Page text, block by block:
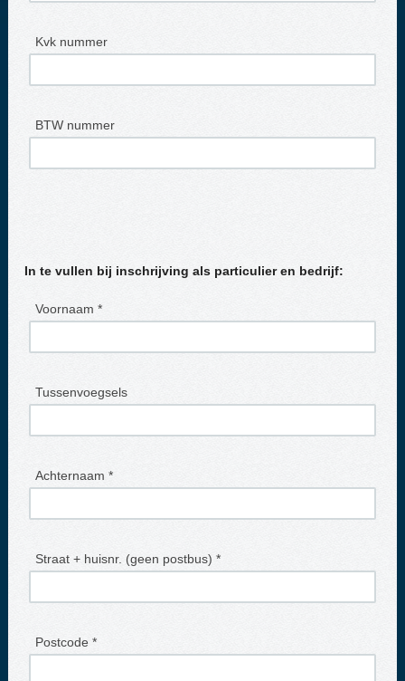
Kvk nummer
BTW nummer
In te vullen bij inschrijving als particulier en bedrijf:
Voornaam *
Tussenvoegsels
Achternaam *
Straat + huisnr. (geen postbus) *
Postcode *